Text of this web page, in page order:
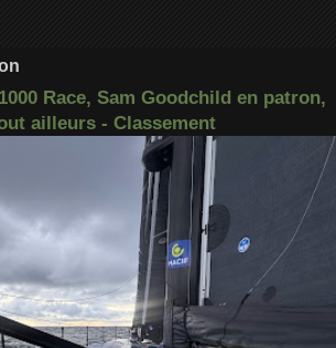
Race, Sam Goodchild en patron,
ailleurs - Classement